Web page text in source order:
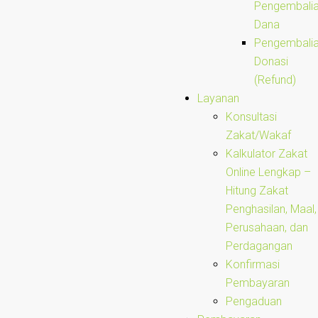
Dana
Donasi
(Refund)
Layanan
Konsultasi
Zakat/Wakaf
Kalkulator Zakat
Online Lengkap –
Hitung Zakat
Penghasilan, Maal,
Perusahaan, dan
Perdagangan
Konfirmasi
Pembayaran
Pengaduan